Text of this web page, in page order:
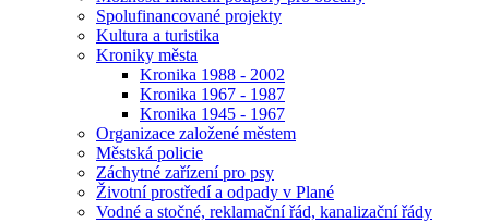
Spolufinancované projekty
Kultura a turistika
Kroniky města
Kronika 1988 - 2002
Kronika 1967 - 1987
Kronika 1945 - 1967
Organizace založené městem
Městská policie
Záchytné zařízení pro psy
Životní prostředí a odpady v Plané
Vodné a stočné, reklamační řád, kanalizační řády